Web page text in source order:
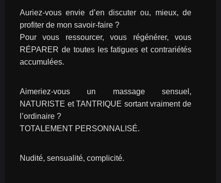
Auriez-vous envie d’en discuter ou, mieux, de
profiter de mon savoir-faire ?
Pour vous ressourcer, vous régénérer, vous
RÉPARER de toutes les fatigues et contrariétés
accumulées.
Aimeriez-vous un massage sensuel,
NATURISTE et TANTRIQUE sortant vraiment de
l’ordinaire ?
TOTALEMENT PERSONNALISÉ.
Nudité, sensualité, complicité.